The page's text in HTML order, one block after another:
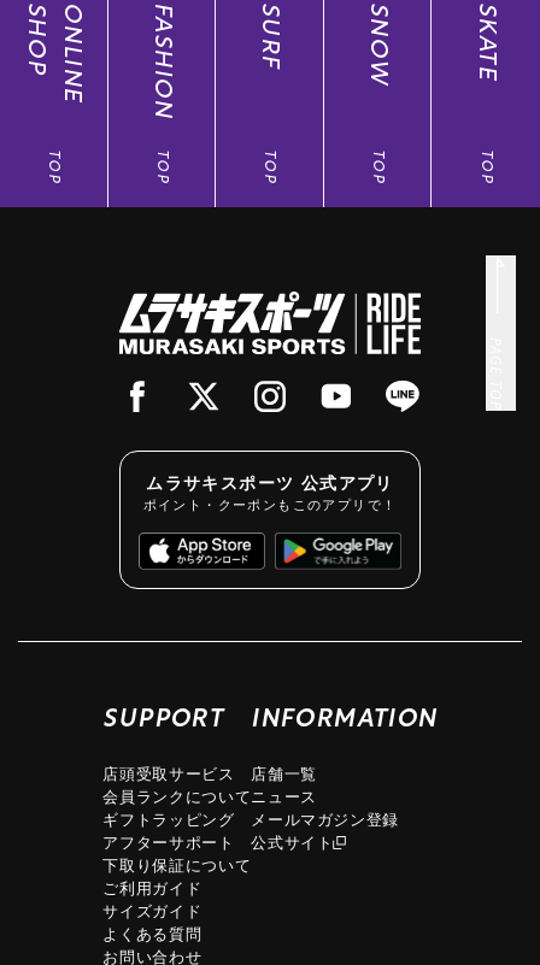
ONLINE
SHOP
TOP
FASHION
TOP
SURF
TOP
SNOW
TOP
SKATE
TOP
ムラサキスポーツ 公式アプリ
ポイント・クーポンもこのアプリで！
SUPPORT
店頭受取サービス
会員ランクについて
ギフトラッピング
アフターサポート
下取り保証について
ご利用ガイド
サイズガイド
よくある質問
お問い合わせ
INFORMATION
店舗一覧
ニュース
メールマガジン登録
公式サイト